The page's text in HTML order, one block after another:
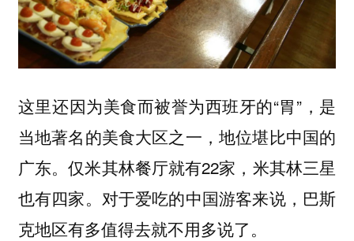
这里还因为美食而被誉为西班牙的“胃”，是
当地著名的美食大区之一，地位堪比中国的
广东。仅米其林餐厅就有22家，米其林三星
也有四家。对于爱吃的中国游客来说，巴斯
克地区有多值得去就不用多说了。